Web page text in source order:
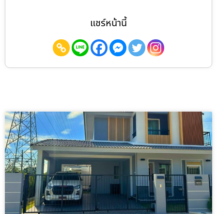
แชร์หน้านี้